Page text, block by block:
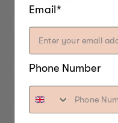
E‑mail *
Telefoonnummer
Email*
Phone Number